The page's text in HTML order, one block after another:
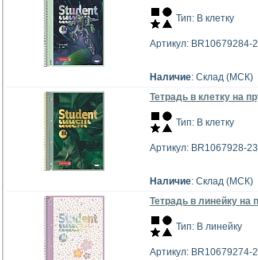
Тип: В клетку
Артикул: BR10679284-
Наличие: Склад (МСК)
Тетрадь в клетку на
Тип: В клетку
Артикул: BR1067928-23
Наличие: Склад (МСК)
Тетрадь в линейку на
Тип: В линейку
Артикул: BR10679274-